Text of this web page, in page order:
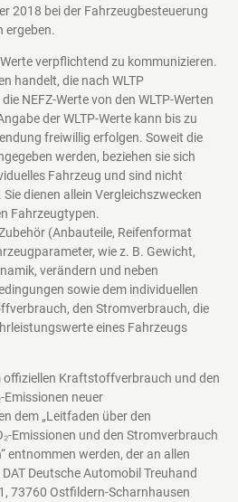
2018 bei der Fahrzeugbesteuerung
ergeben.
verpflichtend zu kommunizieren.
handelt, die nach WLTP
NEFZ-Werte von den WLTP-Werten
der WLTP-Werte kann bis zu
freiwillig erfolgen. Soweit die
werden, beziehen sie sich
Fahrzeug und sind nicht
dienen allein Vergleichszwecken
Fahrzeugtypen.
(Anbauteile, Reifenformat
wie z. B. Gewicht,
verändern und neben
sowie dem individuellen
den Stromverbrauch, die
eines Fahrzeugs
Kraftstoffverbrauch und den
Emissionen neuer
dem „Leitfaden über den
Emissionen und den Stromverbrauch
entnommen werden, der an allen
Deutsche Automobil Treuhand
73760 Ostfildern-Scharnhausen